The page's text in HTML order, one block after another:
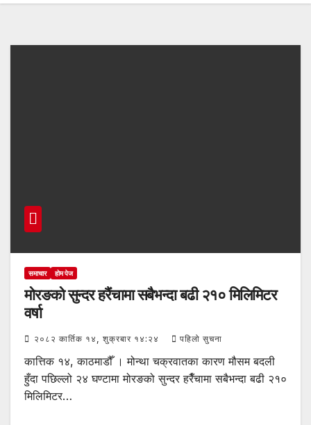
समाचार होम पेज
मोरङको सुन्दर हरैंचामा सबैभन्दा बढी २१० मिलिमिटर
वर्षा
२०८२ कार्तिक १४, शुक्रबार १४:२४ पहिलो सुचना
कात्तिक १४, काठमाडौँ । मोन्था चक्रवातका कारण मौसम बदली
हुँदा पछिल्लो २४ घण्टामा मोरङको सुन्दर हरैँचामा सबैभन्दा बढी २१०
मिलिमिटर…